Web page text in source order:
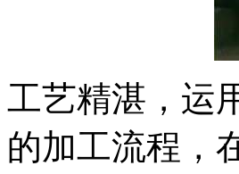
工艺精湛，运
的加工流程，